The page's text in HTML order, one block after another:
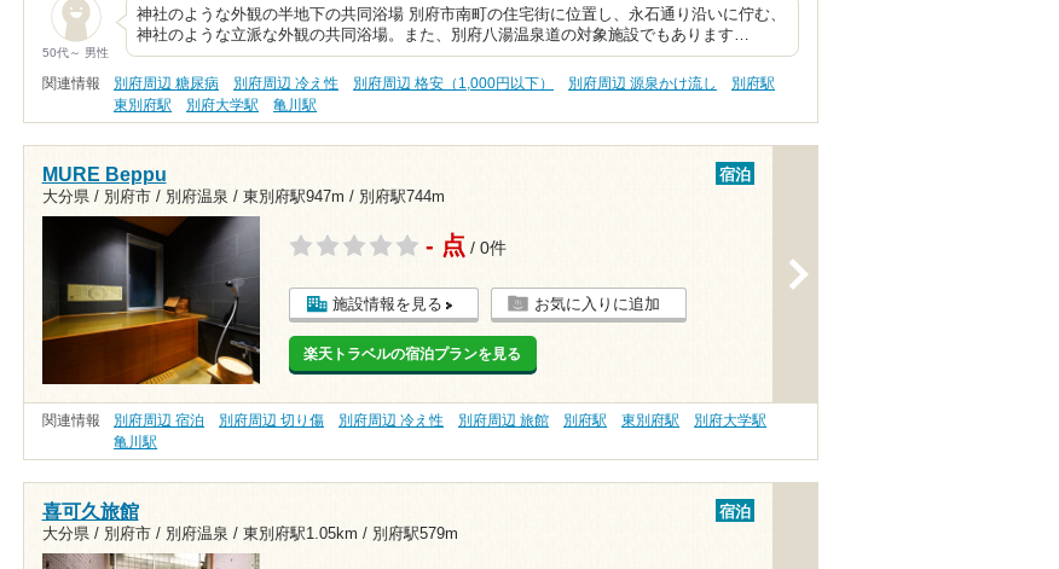
50代～ 男性
神社のような外観の半地下の共同浴場 別府市南町の住宅街に位置し、永石通り沿いに佇む、
神社のような立派な外観の共同浴場。また、別府八湯温泉道の対象施設でもあります…
関連情報 別府周辺 糖尿病 別府周辺 冷え性 別府周辺 格安（1,000円以下） 別府周辺 源泉かけ流し
別府駅
東別府駅
別府大学駅 亀川駅
MURE Beppu
大分県 / 別府市 / 別府温泉 / 東別府駅947m / 別府駅744m
宿泊
- 点 / 0件
施設情報を見る お気に入りに追加
楽天トラベルの宿泊プランを見る
関連情報 別府周辺 宿泊 別府周辺 切り傷 別府周辺 冷え性 別府周辺 旅館 別府駅 東別府駅
別府大学駅
亀川駅
喜可久旅館
大分県 / 別府市 / 別府温泉 / 東別府駅1.05km / 別府駅579m
宿泊